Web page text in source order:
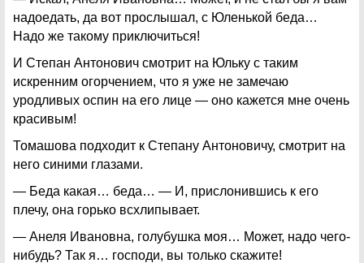
надоедать, да вот прослышал, с Юленькой беда…
Надо же такому приключиться!
И Степан Антонович смотрит на Юльку с таким
искренним огорчением, что я уже не замечаю
уродливых оспин на его лице — оно кажется мне очень
красивым!
Томашова подходит к Степану Антоновичу, смотрит на
него синими глазами.
— Беда какая… беда… — И, прислонившись к его
плечу, она горько всхлипывает.
— Анеля Ивановна, голубушка моя… Может, надо чего-
нибудь? Так я… господи, вы только скажите!